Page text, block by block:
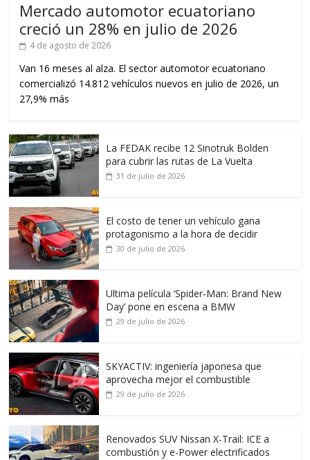
Mercado automotor ecuatoriano
creció un 28% en julio de 2026
4 de agosto de 2026
Van 16 meses al alza. El sector automotor ecuatoriano
comercializó 14.812 vehículos nuevos en julio de 2026, un
27,9% más
La FEDAK recibe 12 Sinotruk Bolden
para cubrir las rutas de La Vuelta
31 de julio de 2026
El costo de tener un vehículo gana
protagonismo a la hora de decidir
30 de julio de 2026
Ultima película ‘Spider‑Man: Brand New
Day’ pone en escena a BMW
29 de julio de 2026
SKYACTIV: ingeniería japonesa que
aprovecha mejor el combustible
29 de julio de 2026
Renovados SUV Nissan X-Trail: ICE a
combustión y e-Power electrificados